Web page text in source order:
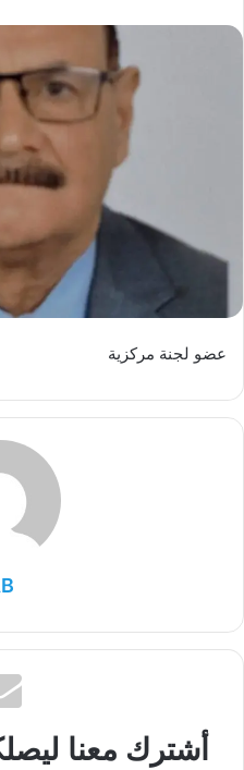
إلكترونيا
عضو لجنة مركزية
أشترك معنا